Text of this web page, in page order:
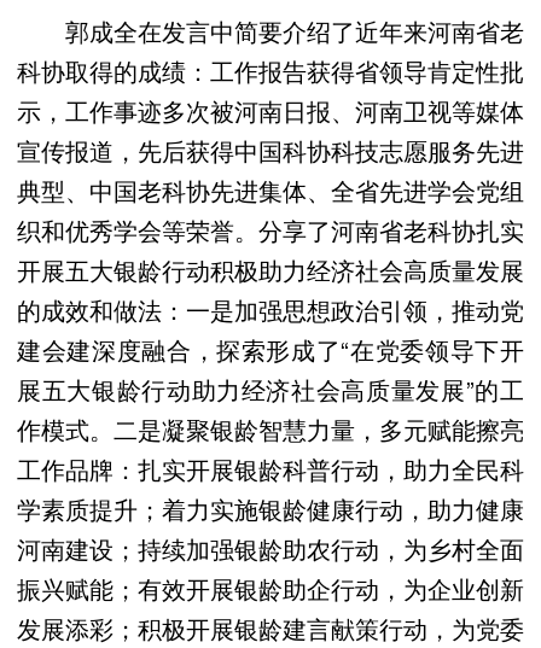
郭成全在发言中简要介绍了近年来河南省老
科协取得的成绩：工作报告获得省领导肯定性批
示，工作事迹多次被河南日报、河南卫视等媒体
宣传报道，先后获得中国科协科技志愿服务先进
典型、中国老科协先进集体、全省先进学会党组
织和优秀学会等荣誉。分享了河南省老科协扎实
开展五大银龄行动积极助力经济社会高质量发展
的成效和做法：一是加强思想政治引领，推动党
建会建深度融合，探索形成了“在党委领导下开
展五大银龄行动助力经济社会高质量发展”的工
作模式。二是凝聚银龄智慧力量，多元赋能擦亮
工作品牌：扎实开展银龄科普行动，助力全民科
学素质提升；着力实施银龄健康行动，助力健康
河南建设；持续加强银龄助农行动，为乡村全面
振兴赋能；有效开展银龄助企行动，为企业创新
发展添彩；积极开展银龄建言献策行动，为党委